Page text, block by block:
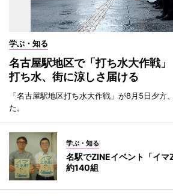
学ぶ・知る
名古屋駅地区で「打ち水大作戦
打ち水、街に涼しさ届ける
「名古屋駅地区打ち水大作戦」が8月5日夕方
た。
学ぶ・知る
名駅でZINEイベント「イ
約140組